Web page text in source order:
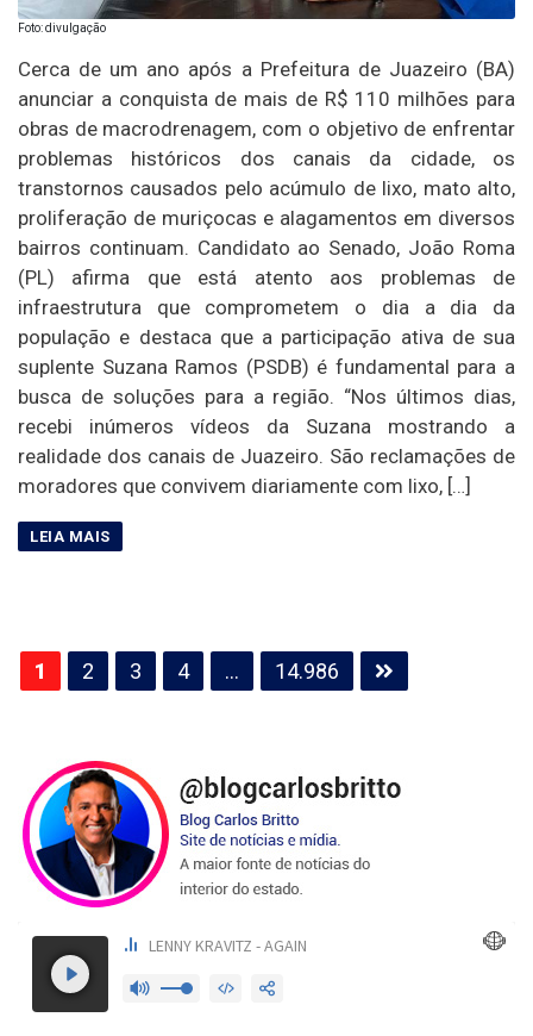
Foto: divulgação
Cerca de um ano após a Prefeitura de Juazeiro (BA)
anunciar a conquista de mais de R$ 110 milhões para
obras de macrodrenagem, com o objetivo de enfrentar
problemas históricos dos canais da cidade, os
transtornos causados pelo acúmulo de lixo, mato alto,
proliferação de muriçocas e alagamentos em diversos
bairros continuam. Candidato ao Senado, João Roma
(PL) afirma que está atento aos problemas de
infraestrutura que comprometem o dia a dia da
população e destaca que a participação ativa de sua
suplente Suzana Ramos (PSDB) é fundamental para a
busca de soluções para a região. “Nos últimos dias,
recebi inúmeros vídeos da Suzana mostrando a
realidade dos canais de Juazeiro. São reclamações de
moradores que convivem diariamente com lixo, […]
Paginação
de
1 2 3 4 … 14.986